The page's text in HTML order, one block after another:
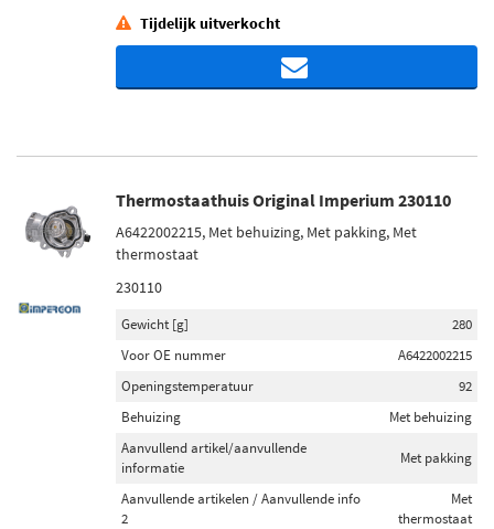
Tijdelijk uitverkocht
Thermostaathuis Original Imperium 230110
A6422002215, Met behuizing, Met pakking, Met
thermostaat
230110
Gewicht [g]
280
Voor OE nummer
A6422002215
Openingstemperatuur
92
Behuizing
Met behuizing
Aanvullend artikel/aanvullende
informatie
Met pakking
Aanvullende artikelen / Aanvullende info
2
Met
thermostaat